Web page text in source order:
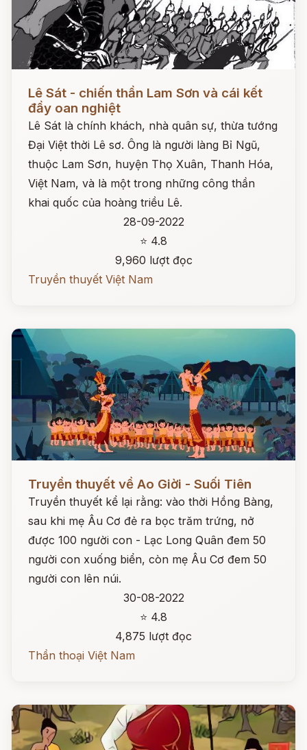
Lê Sát - chiến thần Lam Sơn và cái kết
đầy oan nghiệt
Lê Sát là chính khách, nhà quân sự, thừa tướng
Đại Việt thời Lê sơ. Ông là người làng Bỉ Ngũ,
thuộc Lam Sơn, huyện Thọ Xuân, Thanh Hóa,
Việt Nam, và là một trong những công thần
khai quốc của hoàng triều Lê.
28-09-2022
⭐ 4.8
9,960 lượt đọc
Truyền thuyết Việt Nam
Đọc ngay
Truyền thuyết về Ao Giời - Suối Tiên
Truyền thuyết kể lại rằng: vào thời Hồng Bàng,
sau khi mẹ Âu Cơ đẻ ra bọc trăm trứng, nở
được 100 người con - Lạc Long Quân đem 50
người con xuống biển, còn mẹ Âu Cơ đem 50
người con lên núi.
30-08-2022
⭐ 4.8
4,875 lượt đọc
Thần thoại Việt Nam